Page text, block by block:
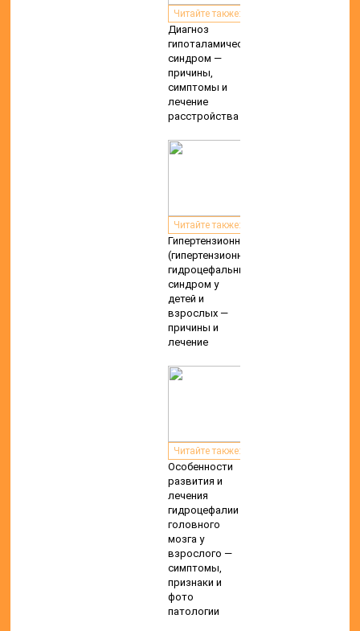
Читайте также:
Диагноз
гипоталамический
синдром —
причины,
симптомы и
лечение
расстройства
Читайте также:
Гипертензионный
(гипертензионно
гидроцефальный)
синдром у
детей и
взрослых —
причины и
лечение
Читайте также:
Особенности
развития и
лечения
гидроцефалии
головного
мозга у
взрослого —
симптомы,
признаки и
фото
патологии